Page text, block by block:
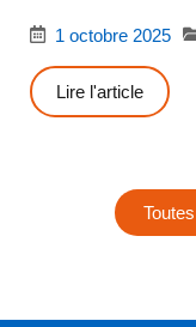
1 octobre 2025
Lire l'article